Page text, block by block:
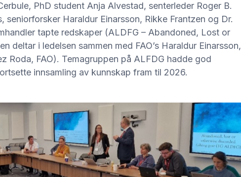
PhD student Anja Alvestad, senterleder Roger B.
seniorforsker Haraldur Einarsson, Rikke Frantzen og Dr.
tapte redskaper (ALDFG – Abandoned, Lost or
deltar i ledelsen sammen med FAO’s Haraldur Einarsson,
Roda, FAO). Temagruppen på ALFDG hadde god
innsamling av kunnskap fram til 2026.